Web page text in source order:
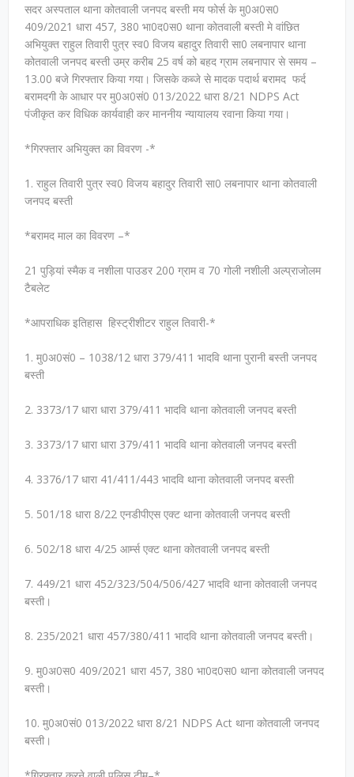
सदर अस्पताल थाना कोतवाली जनपद बस्ती मय फोर्स के मु0अ0स0
409/2021 धारा 457, 380 भा0द0स0 थाना कोतवाली बस्ती मे वांछित
अभियुक्त राहुल तिवारी पुत्र स्व0 विजय बहादुर तिवारी सा0 लबनापार थाना
कोतवाली जनपद बस्ती उम्र करीब 25 वर्ष को बहद ग्राम लबनापार से समय –
13.00 बजे गिरफ्तार किया गया। जिसके कब्जे से मादक पदार्थ बरामद फर्द
बरामदगी के आधार पर मु0अ0सं0 013/2022 धारा 8/21 NDPS Act
पंजीकृत कर विधिक कार्यवाही कर माननीय न्यायालय रवाना किया गया।
*गिरफ्तार अभियुक्त का विवरण -*
1. राहुल तिवारी पुत्र स्व0 विजय बहादुर तिवारी सा0 लबनापार थाना कोतवाली
जनपद बस्ती
*बरामद माल का विवरण –*
21 पुड़ियां स्मैक व नशीला पाउडर 200 ग्राम व 70 गोली नशीली अल्प्राजोलम
टैबलेट
*आपराधिक इतिहास हिस्ट्रीशीटर राहुल तिवारी-*
1. मु0अ0सं0 – 1038/12 धारा 379/411 भादवि थाना पुरानी बस्ती जनपद
बस्ती
2. 3373/17 धारा धारा 379/411 भादवि थाना कोतवाली जनपद बस्ती
3. 3373/17 धारा धारा 379/411 भादवि थाना कोतवाली जनपद बस्ती
4. 3376/17 धारा 41/411/443 भादवि थाना कोतवाली जनपद बस्ती
5. 501/18 धारा 8/22 एनडीपीएस एक्ट थाना कोतवाली जनपद बस्ती
6. 502/18 धारा 4/25 आर्म्स एक्ट थाना कोतवाली जनपद बस्ती
7. 449/21 धारा 452/323/504/506/427 भादवि थाना कोतवाली जनपद
बस्ती।
8. 235/2021 धारा 457/380/411 भादवि थाना कोतवाली जनपद बस्ती।
9. मु0अ0स0 409/2021 धारा 457, 380 भा0द0स0 थाना कोतवाली जनपद
बस्ती।
10. मु0अ0सं0 013/2022 धारा 8/21 NDPS Act थाना कोतवाली जनपद
बस्ती।